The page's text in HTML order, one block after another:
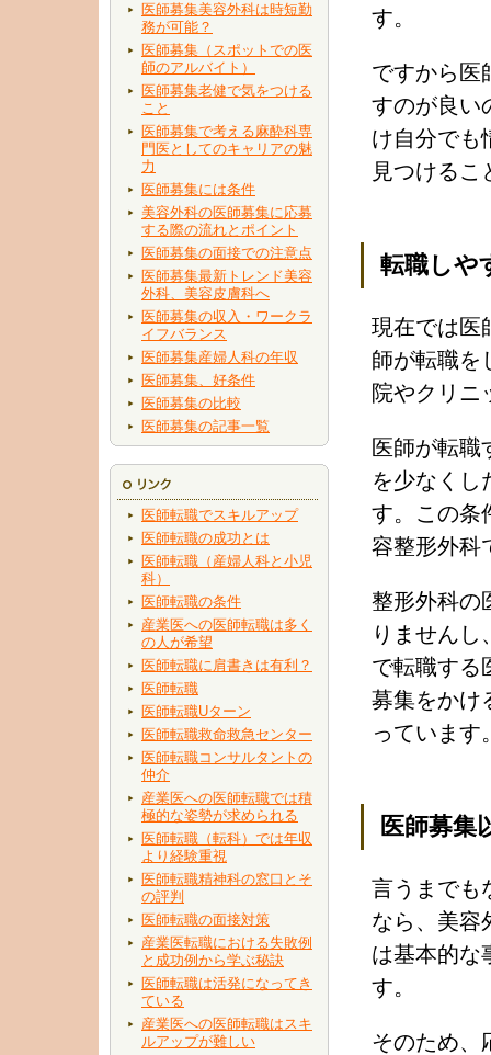
医師募集美容外科は時短勤
務が可能？
医師募集（スポットでの医
師のアルバイト）
医師募集老健で気をつける
こと
医師募集で考える麻酔科専
門医としてのキャリアの魅
力
医師募集には条件
美容外科の医師募集に応募
する際の流れとポイント
医師募集の面接での注意点
医師募集最新トレンド美容
外科、美容皮膚科へ
医師募集の収入・ワークラ
イフバランス
医師募集産婦人科の年収
医師募集、好条件
医師募集の比較
医師募集の記事一覧
医師転職でスキルアップ
医師転職の成功とは
医師転職（産婦人科と小児
科）
医師転職の条件
産業医への医師転職は多く
の人が希望
医師転職に肩書きは有利？
医師転職
医師転職Uターン
医師転職救命救急センター
医師転職コンサルタントの
仲介
産業医への医師転職では積
極的な姿勢が求められる
医師転職（転科）では年収
より経験重視
医師転職精神科の窓口とそ
の評判
医師転職の面接対策
産業医転職における失敗例
と成功例から学ぶ秘訣
医師転職は活発になってき
ている
産業医への医師転職はスキ
ルアップが難しい
す。
ですから医
すのが良い
け自分でも
見つけるこ
転職しや
現在では医
師が転職を
院やクリニ
医師が転職
を少なくし
す。この条
容整形外科
整形外科の
りません
で転職する
募集をかけ
っています
医師募集
言うまでも
なら、美容
は基本的な
す。
そのため、